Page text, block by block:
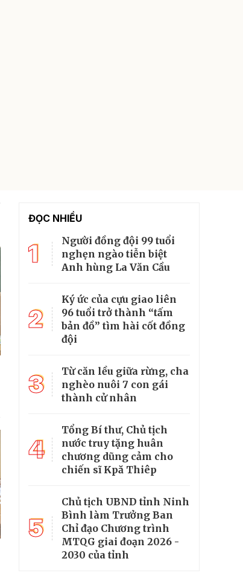
ĐỌC NHIỀU
1
Người đồng đội 99 tuổi
nghẹn ngào tiễn biệt
Anh hùng La Văn Cầu
2
Ký ức của cựu giao liên
96 tuổi trở thành “tấm
bản đồ” tìm hài cốt đồng
đội
3
Từ căn lều giữa rừng, cha
nghèo nuôi 7 con gái
thành cử nhân
4
Tổng Bí thư, Chủ tịch
nước truy tặng huân
chương dũng cảm cho
chiến sĩ Kpă Thiêp
5
Chủ tịch UBND tỉnh Ninh
Bình làm Trưởng Ban
Chỉ đạo Chương trình
MTQG giai đoạn 2026 -
2030 của tỉnh